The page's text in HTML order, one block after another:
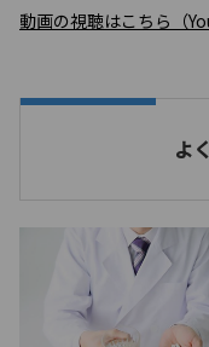
動画の視聴はこちら（
よ